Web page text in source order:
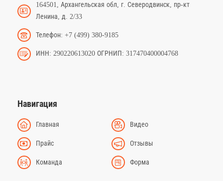
164501, Архангельская обл, г. Северодвинск, пр-кт
Ленина, д. 2/33
Телефон: +7 (499) 380-9185
ИНН: 290220613020 ОГРНИП: 317470400004768
Навигация
Главная Видео
Прайс Отзывы
Команда Форма